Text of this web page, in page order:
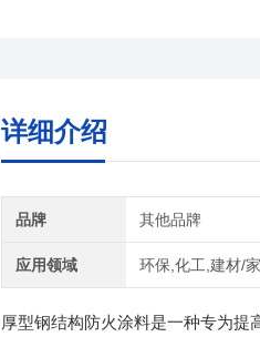
详细介绍
品牌 其他品牌
应用领域 环保,化工,建材/
厚型钢结构防火涂料是一种专为提